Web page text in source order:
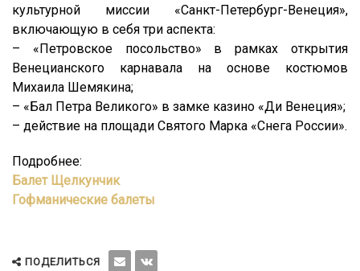
культурной миссии «Санкт-Петербург-Венеция»,
включающую в себя три аспекта:
– «Петровское посольство» в рамках открытия
Венецианского карнавала на основе костюмов
Михаила Шемякина;
– «Бал Петра Великого» в замке казино «Ди Венеция»;
– действие на площади Святого Марка «Снега России».
Подробнее:
Балет Щелкунчик
Гофманические балеты
ПОДЕЛИТЬСЯ